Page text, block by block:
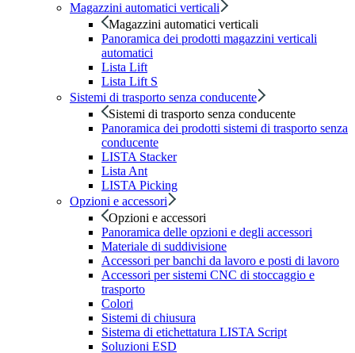
Magazzini automatici verticali
Magazzini automatici verticali
Panoramica dei prodotti magazzini verticali
automatici
Lista Lift
Lista Lift S
Sistemi di trasporto senza conducente
Sistemi di trasporto senza conducente
Panoramica dei prodotti sistemi di trasporto senza
conducente
LISTA Stacker
Lista Ant
LISTA Picking
Opzioni e accessori
Opzioni e accessori
Panoramica delle opzioni e degli accessori
Materiale di suddivisione
Accessori per banchi da lavoro e posti di lavoro
Accessori per sistemi CNC di stoccaggio e
trasporto
Colori
Sistemi di chiusura
Sistema di etichettatura LISTA Script
Soluzioni ESD